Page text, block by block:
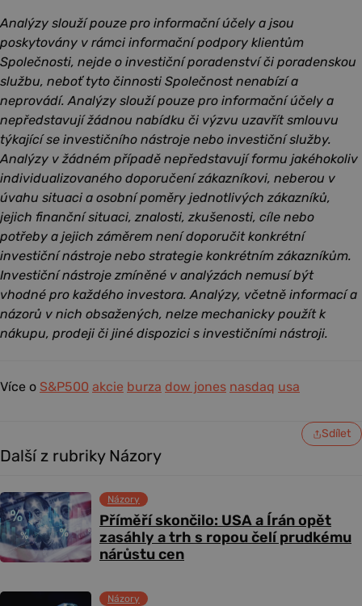
Analýzy slouží pouze pro informační účely a jsou
poskytovány v rámci informační podpory klientům
Společnosti, nejde o investiční poradenství či poradenskou
službu, neboť tyto činnosti Společnost nenabízí a
neprovádí. Analýzy slouží pouze pro informační účely a
nepředstavují žádnou nabídku či výzvu uzavřít smlouvu
týkající se investičního nástroje nebo investiční služby.
Analýzy v žádném případě nepředstavují formu jakéhokoliv
individualizovaného doporučení zákazníkovi, neberou v
úvahu situaci a osobní poměry jednotlivých zákazníků,
jejich finanční situaci, znalosti, zkušenosti, cíle nebo
potřeby a jejich záměrem není doporučit konkrétní
investiční nástroje nebo strategie konkrétním zákazníkům.
Investiční nástroje zmíněné v analýzách nemusí být
vhodné pro každého investora. Analýzy, včetně informací a
názorů v nich obsažených, nelze mechanicky použít k
nákupu, prodeji či jiné dispozici s investičními nástroji.
Více o S&P500 akcie burza dow jones nasdaq usa
Sdílet
Další z rubriky Názory
Příměří skončilo: USA a Írán opět
zasáhly a trh s ropou čelí prudkému
nárůstu cen
Názory
Názory